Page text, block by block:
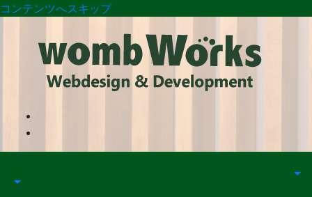
コンテンツへスキップ